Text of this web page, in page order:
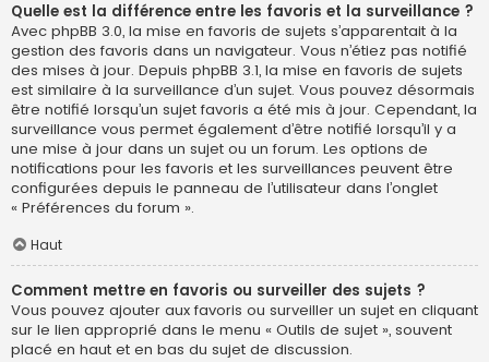
Quelle est la différence entre les favoris et la surveillance ?
Avec phpBB 3.0, la mise en favoris de sujets s’apparentait à la
gestion des favoris dans un navigateur. Vous n’étiez pas notifié
des mises à jour. Depuis phpBB 3.1, la mise en favoris de sujets
est similaire à la surveillance d’un sujet. Vous pouvez désormais
être notifié lorsqu’un sujet favoris a été mis à jour. Cependant, la
surveillance vous permet également d’être notifié lorsqu’il y a
une mise à jour dans un sujet ou un forum. Les options de
notifications pour les favoris et les surveillances peuvent être
configurées depuis le panneau de l’utilisateur dans l’onglet
« Préférences du forum ».
Haut
Comment mettre en favoris ou surveiller des sujets ?
Vous pouvez ajouter aux favoris ou surveiller un sujet en cliquant
sur le lien approprié dans le menu « Outils de sujet », souvent
placé en haut et en bas du sujet de discussion.